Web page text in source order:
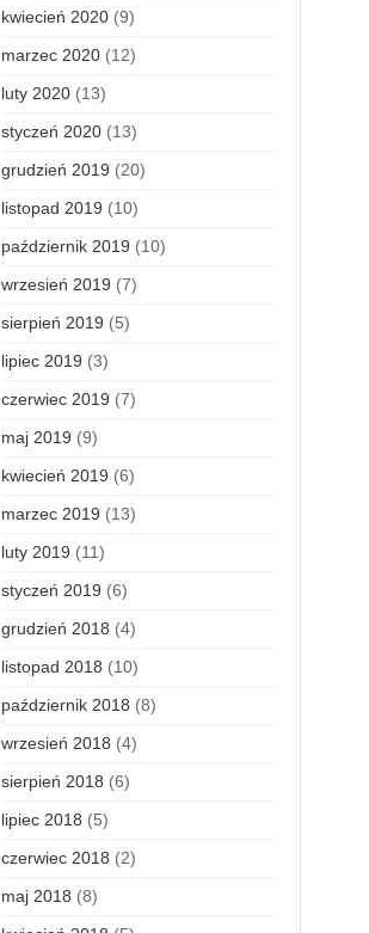
kwiecień 2020(9)
marzec 2020(12)
luty 2020(13)
styczeń 2020(13)
grudzień 2019 (20)
listopad 2019 (10)
październik 2019 (10)
wrzesień 2019 (7)
sierpień 2019 (5)
lipiec 2019 (3)
czerwiec 2019 (7)
maj 2019 (9)
kwiecień 2019 (6)
marzec 2019 (13)
luty 2019 (11)
styczeń 2019 (6)
grudzień 2018 (4)
listopad 2018 (10)
październik 2018 (8)
wrzesień 2018 (4)
sierpień 2018 (6)
lipiec 2018 (5)
czerwiec 2018 (2)
maj 2018 (8)